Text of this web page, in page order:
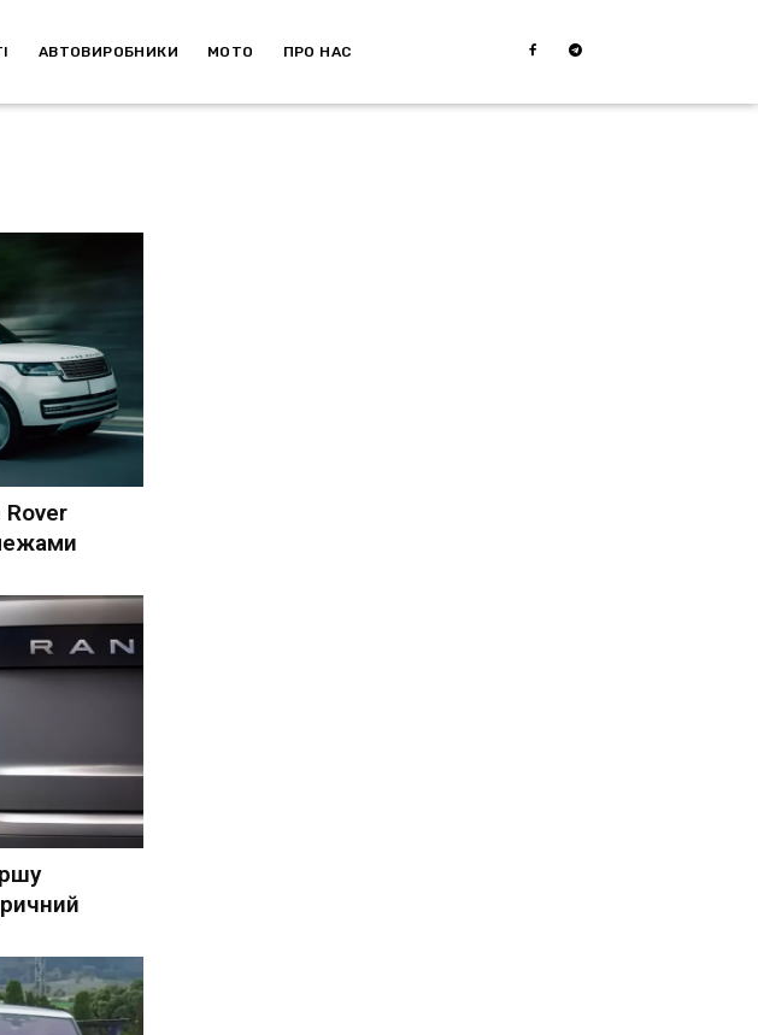
АВТОВИРОБНИКИ МОТО ПРО НАС